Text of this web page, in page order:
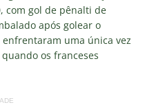
com gol de pênalti de
após golear o
enfrentaram uma única vez
os franceses